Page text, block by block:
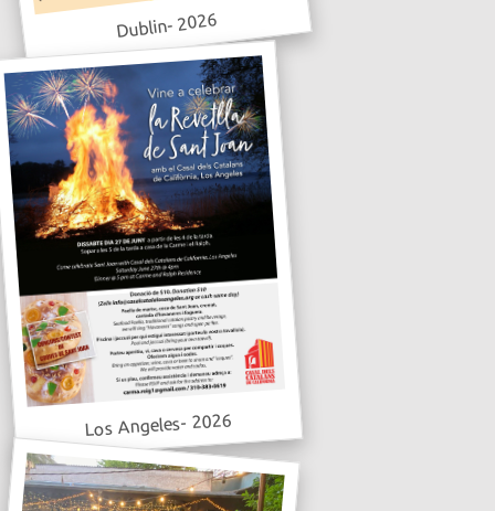
Dublin- 2026
Los Angeles- 2026